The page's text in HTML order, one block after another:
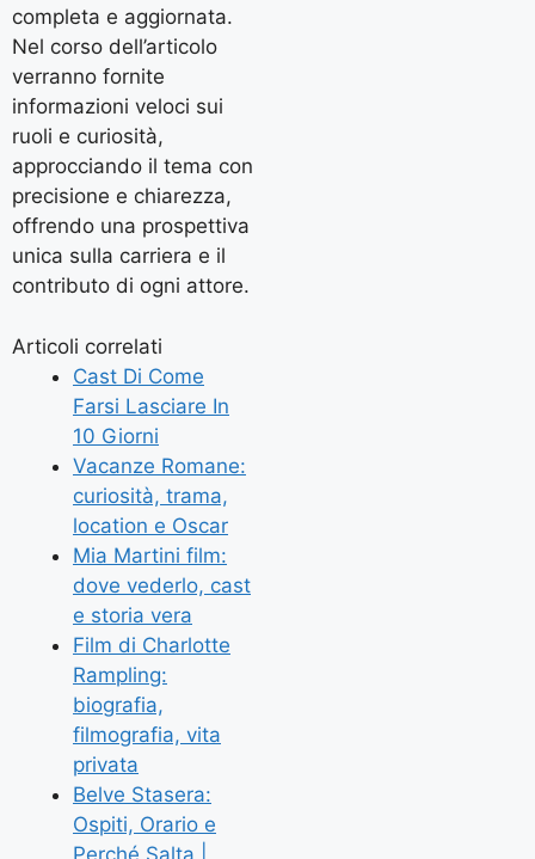
completa e aggiornata.
Nel corso dell’articolo
verranno fornite
informazioni veloci sui
ruoli e curiosità,
approcciando il tema con
precisione e chiarezza,
offrendo una prospettiva
unica sulla carriera e il
contributo di ogni attore.
Articoli correlati
Cast Di Come
Farsi Lasciare In
10 Giorni
Vacanze Romane:
curiosità, trama,
location e Oscar
Mia Martini film:
dove vederlo, cast
e storia vera
Film di Charlotte
Rampling:
biografia,
filmografia, vita
privata
Belve Stasera:
Ospiti, Orario e
Perché Salta |